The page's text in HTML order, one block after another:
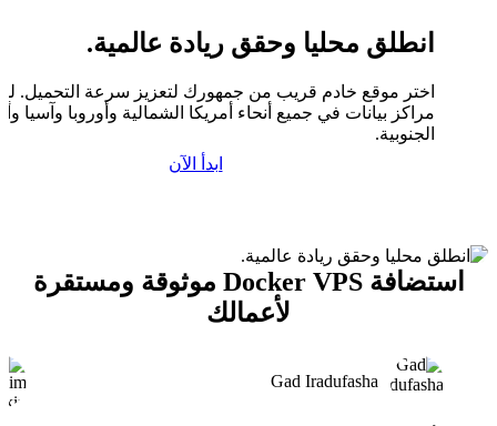
انطلق محليا وحقق ريادة عالمية.
اختر موقع خادم قريب من جمهورك لتعزيز سرعة التحميل.
مراكز بيانات في جميع أنحاء أمريكا الشمالية وأوروبا وآسيا
الجنوبية.
ابدأ الآن
استضافة Docker VPS موثوقة ومستقرة
لأعمالك
Gad Iradufasha